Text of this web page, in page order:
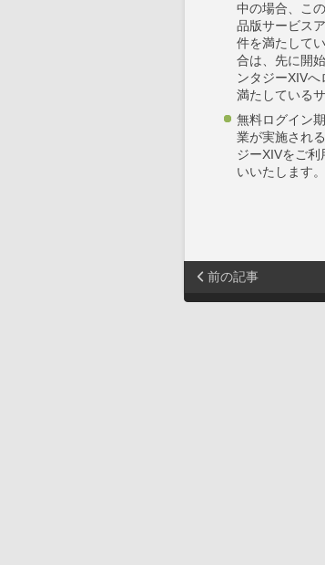
中の場合、こ
品版サービス
件を満たして
合は、先に開
ンタジーXIV
満たしている
無料ログイン
業が実施され
ジーXIVをご
いいたします。
前の記事